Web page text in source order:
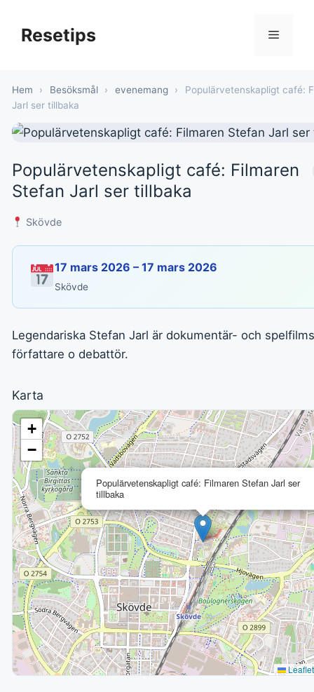
innehållResetips Meny
Hem › Besöksmål › evenemang ›
Populärvetenskapligt café:
Jarl ser tillbaka
Populärvetenskapligt café: Filmaren
Stefan Jarl ser tillbaka
Skövde
17 mars 2026 – 17 mars 2026
Skövde
Legendariska Stefan Jarl är dokumentär- och
författare o debattör.
Karta
Populärvetenskapligt café: Filmaren Stefan Jarl ser
tillbaka
+
−
Leaflet